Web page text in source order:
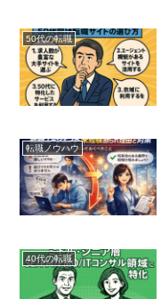
50代の転職
転職ノウハウ
40代の転職